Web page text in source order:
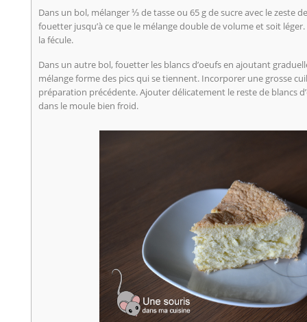
Dans un bol, mélanger ⅓ de tasse ou 65 g de sucre avec le zeste
fouetter jusqu’à ce que le mélange double de volume et soit
la fécule.
Dans un autre bol, fouetter les blancs d’oeufs en ajoutant
mélange forme des pics qui se tiennent. Incorporer une grosse
préparation précédente. Ajouter délicatement le reste de blancs
dans le moule bien froid.